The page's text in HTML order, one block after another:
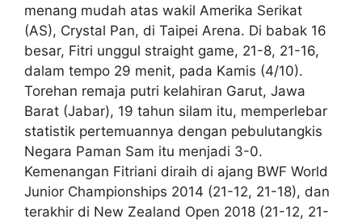
menang mudah atas wakil Amerika Serikat
(AS), Crystal Pan, di Taipei Arena. Di babak 16
besar, Fitri unggul straight game, 21-8, 21-16,
dalam tempo 29 menit, pada Kamis (4/10).
Torehan remaja putri kelahiran Garut, Jawa
Barat (Jabar), 19 tahun silam itu, memperlebar
statistik pertemuannya dengan pebulutangkis
Negara Paman Sam itu menjadi 3-0.
Kemenangan Fitriani diraih di ajang BWF World
Junior Championships 2014 (21-12, 21-18), dan
terakhir di New Zealand Open 2018 (21-12, 21-